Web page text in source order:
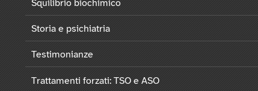
Squilibrio biochimico
Storia e psichiatria
Testimonianze
Trattamenti forzati: TSO e ASO